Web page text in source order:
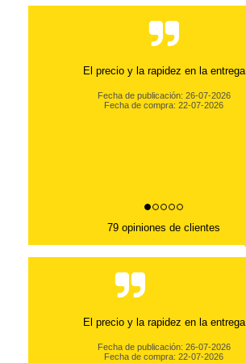
El precio y la rapidez en la entrega
Fecha de publicación: 26-07-2026
Fecha de compra: 22-07-2026
79 opiniones de clientes
El precio y la rapidez en la entrega
Fecha de publicación: 26-07-2026
Fecha de compra: 22-07-2026